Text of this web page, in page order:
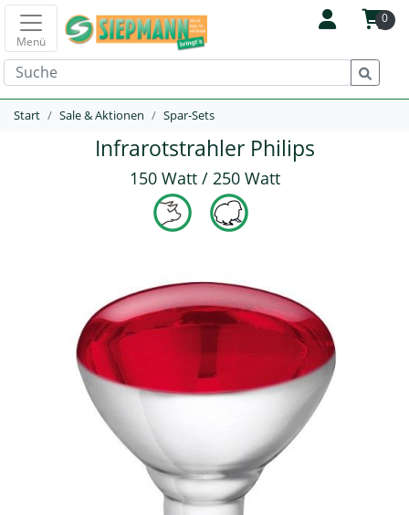
0
Menü
Start Sale & Aktionen Spar-Sets
Infrarotstrahler Philips
150 Watt / 250 Watt